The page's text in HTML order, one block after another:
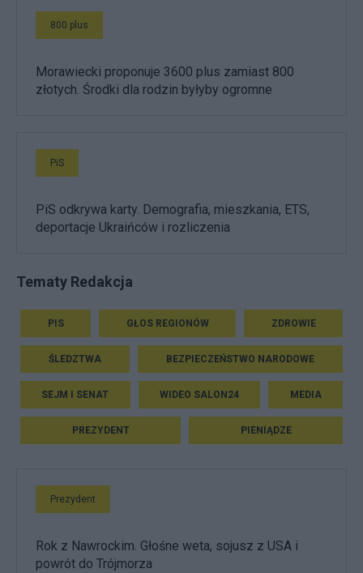
800 plus
Morawiecki proponuje 3600 plus zamiast 800
złotych. Środki dla rodzin byłyby ogromne
PiS
PiS odkrywa karty. Demografia, mieszkania, ETS,
deportacje Ukraińców i rozliczenia
Tematy Redakcja
PIS GŁOS REGIONÓW ZDROWIE
ŚLEDZTWA BEZPIECZEŃSTWO NARODOWE
SEJM I SENAT WIDEO SALON24 MEDIA
PREZYDENT PIENIĄDZE
Prezydent
Rok z Nawrockim. Głośne weta, sojusz z USA i
powrót do Trójmorza